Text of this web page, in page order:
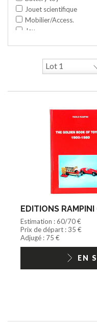
Jouet scientifique
Mobilier/Access.
Jeu
Travaux publics
Jeu construction
Cycle/Auto
Action Figure
Documentation
Train HO
Playmobil/Lego
Barbie/Big Jim
Jouets Fast Food
Trading cards
1/18ème moderne
EDITIONS RAMPINI
Estimation : 60/70 €
Prix de départ : 35 €
Adjugé : 75 €
EN